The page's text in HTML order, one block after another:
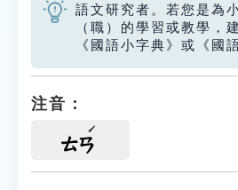
語文研究者。若您是為
（職）的學習或教學，
《國語小字典》或《國
注音：
ㄊㄢ